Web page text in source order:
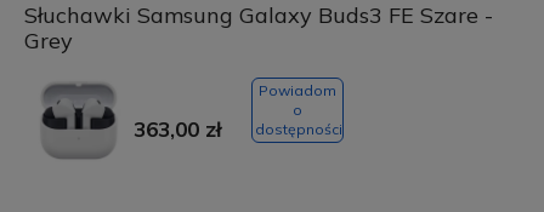
Słuchawki Samsung Galaxy Buds3 FE Szare -
Grey
363,00 zł
Powiadom
o
dostępności